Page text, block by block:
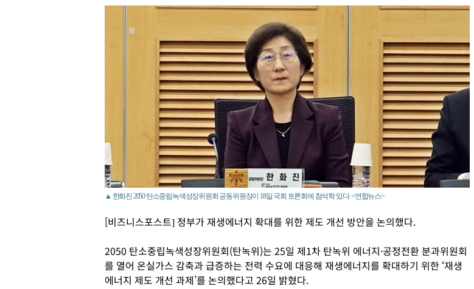
▲ 한화진 2050 탄소중립녹색성장위원회 공동위원장이 18일 국회 토론회에 참석학 있다. <연합뉴스>
[비즈니스포스트] 정부가 재생에너지 확대를 위한 제도 개선 방안을 논의했다.
2050 탄소중립녹색성장위원회(탄녹위)는 25일 제1차 탄녹위 에너지·공정전환 분과위원회
를 열어 온실가스 감축과 급증하는 전력 수요에 대응해 재생에너지를 확대하기 위한 ‘재생
에너지 제도 개선 과제’를 논의했다고 26일 밝혔다.